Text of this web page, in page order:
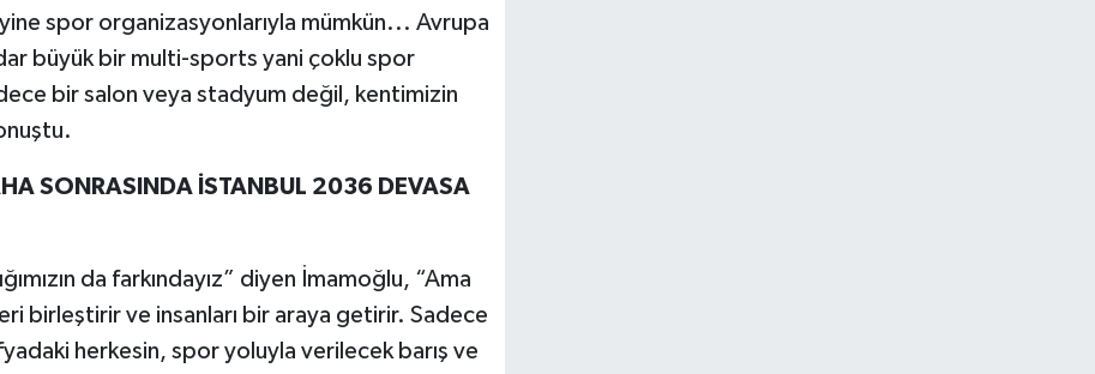
spor organizasyonlarıyla mümkün... Avrupa
büyük bir multi-sports yani çoklu spor
bir salon veya stadyum değil, kentimizin
SONRASINDA İSTANBUL 2036 DEVASA
da farkındayız” diyen İmamoğlu, “Ama
birleştirir ve insanları bir araya getirir. Sadece
herkesin, spor yoluyla verilecek barış ve